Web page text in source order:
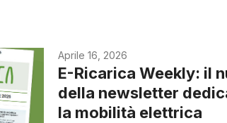
Aprile 16, 2026
E-Ricarica Weekly: il
della newsletter
la mobilità elettrica